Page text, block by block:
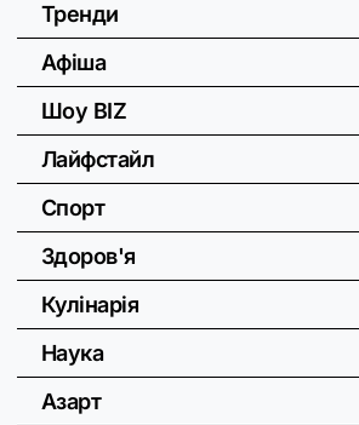
Тренди
Афіша
Шоу BIZ
Лайфстайл
Спорт
Здоров'я
Кулінарія
Наука
Азарт